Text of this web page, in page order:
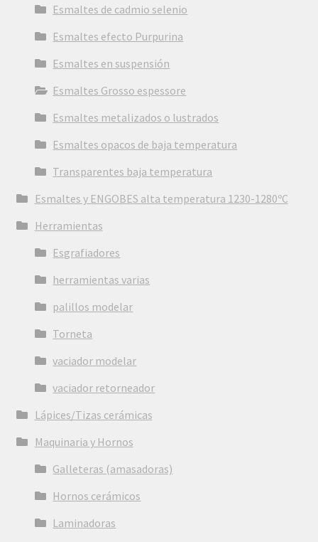
Esmaltes de cadmio selenio
Esmaltes efecto Purpurina
Esmaltes en suspensión
Esmaltes Grosso espessore
Esmaltes metalizados o lustrados
Esmaltes opacos de baja temperatura
Transparentes baja temperatura
Esmaltes y ENGOBES alta temperatura 1230-1280ºC
Herramientas
Esgrafiadores
herramientas varias
palillos modelar
Torneta
vaciador modelar
vaciador retorneador
Lápices/Tizas cerámicas
Maquinaria y Hornos
Galleteras (amasadoras)
Hornos cerámicos
Laminadoras